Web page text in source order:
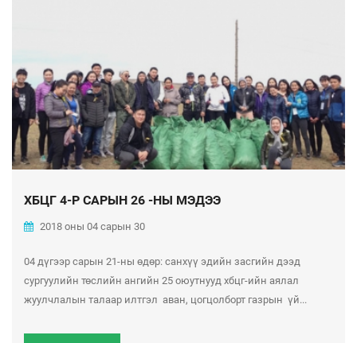
ХБЦГ 4-Р САРЫН 26 -НЫ МЭДЭЭ
2018 оны 04 сарын 30
04 дүгээр сарын 21-ны өдөр: санхүү эдийн засгийн дээд
сургуулийн төслийн ангийн 25 оюутнууд хбцг-ийн аялал
жуулчлалын талаар илтгэл аван, цогцолборт газрын үй...